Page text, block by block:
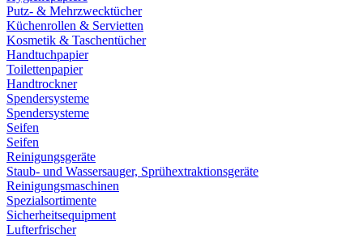
Putz- & Mehrzwecktücher
Küchenrollen & Servietten
Kosmetik & Taschentücher
Handtuchpapier
Toilettenpapier
Handtrockner
Spendersysteme
Spendersysteme
Seifen
Seifen
Reinigungsgeräte
Staub- und Wassersauger, Sprühextraktionsgeräte
Reinigungsmaschinen
Spezialsortimente
Sicherheitsequipment
Lufterfrischer